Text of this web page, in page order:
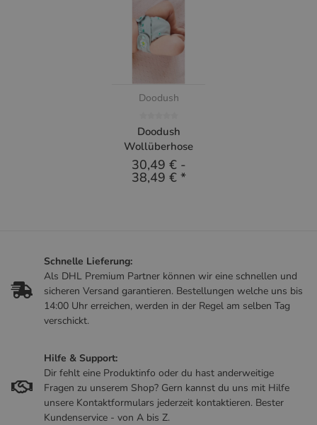
Doodush
Doodush
Wollüberhose
30,49 €-
38,49 € *
Schnelle Lieferung:
Als DHL Premium Partner können wir eine schnellen und
sicheren Versand garantieren. Bestellungen welche uns bis
14:00 Uhr erreichen, werden in der Regel am selben Tag
verschickt.
Hilfe & Support:
Dir fehlt eine Produktinfo oder du hast anderweitige
Fragen zu unserem Shop? Gern kannst du uns mit Hilfe
unsere Kontaktformulars jederzeit kontaktieren. Bester
Kundenservice - von A bis Z.